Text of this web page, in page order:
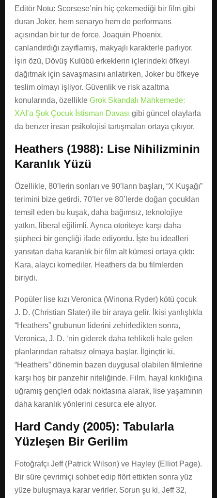
Editör Notu: Scorsese’nin hiç çekemediği bir film gibi
duran Joker, hem senaryo hem de performans
açısından bir tur de force. Joaquin Phoenix,
canlandırdığı zayıflamış, makyajlı karakterle parlıyor.
İşin özü, Dövüş Kulübü erkeklerin içlerindeki öfkeyi
dağıtmak için savaşmasını anlatırken, Joker bu öfkeye
teslim olmayı işliyor. Güvenlik ve risk azaltma
konularında, özellikle Grok Skandalı Mahkemede:
XAI’a Şok Çocuk İstismarı Davası gibi güncel olaylarla
da benzer insan psikolojisi tartışmaları ortaya çıkıyor.
Heathers (1988): Lise Nihilizminin
Karanlık Yüzü
Özellikle, 80’lerin sonları ve 90’ların başları, “X Kuşağı”
terimini bize getirdi. 70’ler ve 80’lerde doğan çocukları
temsil eden bu kuşak, daha bağımsız, teknolojiye
yatkın, liberal eğilimli. Ayrıca otoriteye karşı daha
şüpheci bir gençliği ifade ediyordu. İşte bu idealleri
yansıtan daha karanlık bir film alt kümesi ortaya çıktı:
Kara, alaycı komediler. Heathers da bu filmlerden
biriydi.
Popüler lise kızı Veronica (Winona Ryder) kötü çocuk
J. D. (Christian Slater) ile bir araya gelir. İkisi yanlışlıkla
“Heathers” grubunun liderini zehirledikten sonra,
Veronica, J. D. ‘nin giderek daha tehlikeli hale gelen
planlarından rahatsız olmaya başlar. İlginçtir ki,
“Heathers” dönemin bazen duygusal olabilen filmlerine
karşı hoş bir panzehir niteliğinde. Film, hayal kırıklığına
uğramış gençleri odak noktasına alarak, lise yaşamının
daha karanlık yönlerini cesurca ele alıyor.
Hard Candy (2005): Tabularla
Yüzleşen Bir Gerilim
Fotoğrafçı Jeff (Patrick Wilson) ve Hayley (Elliot Page).
Bir süre çevrimiçi sohbet edip flört ettikten sonra yüz
yüze buluşmaya karar verirler. Sorun şu ki, Jeff 32,